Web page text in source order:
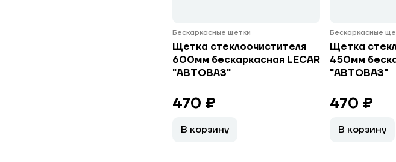
Бескаркасные щетки
Щетка стеклоочистителя
600мм бескаркасная LECAR
"АВТОВАЗ"
470 ₽
В корзину
Бескаркасные
Щетка
450мм
"АВТОВАЗ"
470 ₽
В корзину